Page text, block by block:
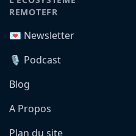
REMOTEFR
💌 Newsletter
🎙️ Podcast
Blog
A Propos
Plan du site